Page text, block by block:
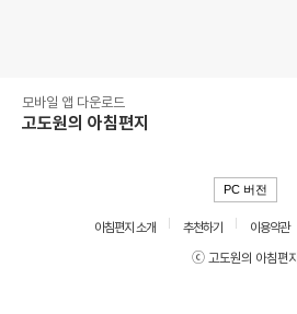
모바일 앱 다운로드
고도원의 아침편지
PC 버전
아침편지 소개 추천하기 이용약관
ⓒ 고도원의 아침편지